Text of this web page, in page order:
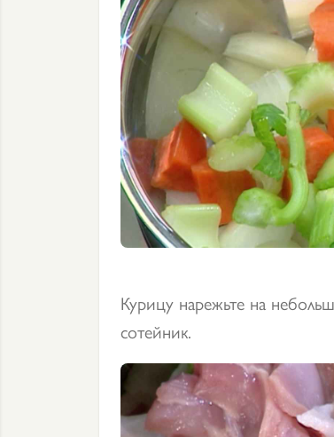
Курицу нарежьте на
сотейник.